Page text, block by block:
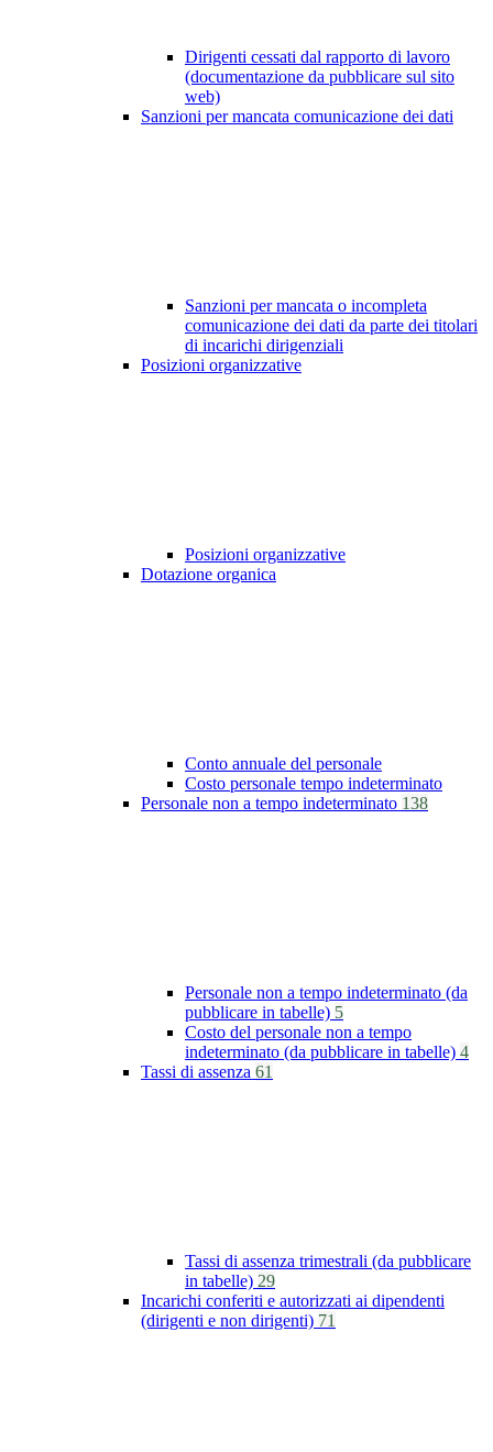
Dirigenti cessati dal rapporto di lavoro
(documentazione da pubblicare sul sito
web)
Sanzioni per mancata comunicazione dei dati
Sanzioni per mancata o incompleta
comunicazione dei dati da parte dei titolari
di incarichi dirigenziali
Posizioni organizzative
Posizioni organizzative
Dotazione organica
Conto annuale del personale
Costo personale tempo indeterminato
Personale non a tempo indeterminato 138
Personale non a tempo indeterminato (da
pubblicare in tabelle) 5
Costo del personale non a tempo
indeterminato (da pubblicare in tabelle) 4
Tassi di assenza 61
Tassi di assenza trimestrali (da pubblicare
in tabelle) 29
Incarichi conferiti e autorizzati ai dipendenti
(dirigenti e non dirigenti) 71